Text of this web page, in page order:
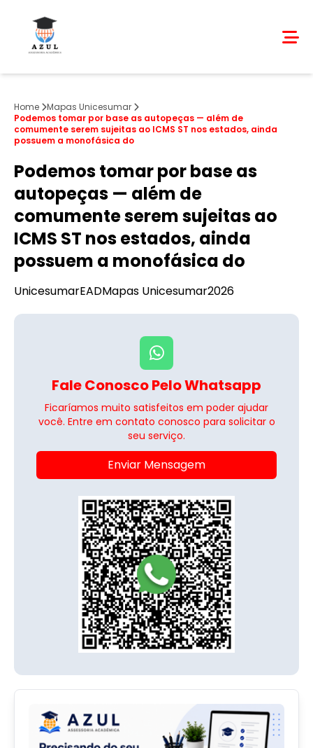
Home
Mapas Unicesumar
Podemos tomar por base as autopeças — além de
comumente serem sujeitas ao ICMS ST nos estados, ainda
possuem a monofásica do
Podemos tomar por base as
autopeças — além de
comumente serem sujeitas ao
ICMS ST nos estados, ainda
possuem a monofásica do
UnicesumarEADMapas Unicesumar2026
Fale Conosco Pelo Whatsapp
Ficaríamos muito satisfeitos em poder ajudar
você. Entre em contato conosco para solicitar o
seu serviço.
Enviar Mensagem